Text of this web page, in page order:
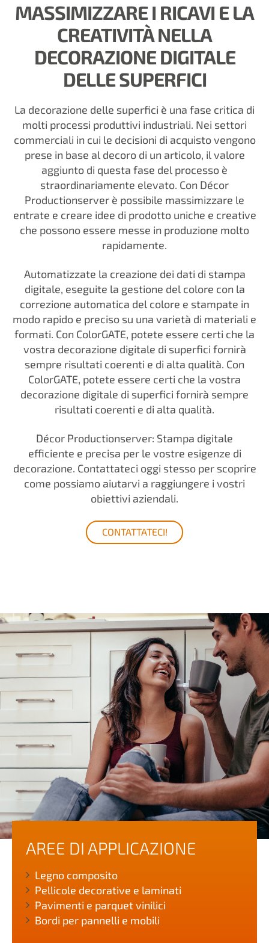
MASSIMIZZARE I RICAVI E LA
CREATIVITÀ NELLA
DECORAZIONE DIGITALE
DELLE SUPERFICI
La decorazione delle superfici è una fase critica di
molti processi produttivi industriali. Nei settori
commerciali in cui le decisioni di acquisto vengono
prese in base al decoro di un articolo, il valore
aggiunto di questa fase del processo è
straordinariamente elevato. Con Décor
Productionserver è possibile massimizzare le
entrate e creare idee di prodotto uniche e creative
che possono essere messe in produzione molto
rapidamente.
Automatizzate la creazione dei dati di stampa
digitale, eseguite la gestione del colore con la
correzione automatica del colore e stampate in
modo rapido e preciso su una varietà di materiali e
formati. Con ColorGATE, potete essere certi che la
vostra decorazione digitale di superfici fornirà
sempre risultati coerenti e di alta qualità. Con
ColorGATE, potete essere certi che la vostra
decorazione digitale di superfici fornirà sempre
risultati coerenti e di alta qualità.
Décor Productionserver: Stampa digitale
efficiente e precisa per le vostre esigenze di
decorazione. Contattateci oggi stesso per scoprire
come possiamo aiutarvi a raggiungere i vostri
obiettivi aziendali.
CONTATTATECI!
AREE DI APPLICAZIONE
Legno composito
Pellicole decorative e laminati
Pavimenti e parquet vinilici
Bordi per pannelli e mobili